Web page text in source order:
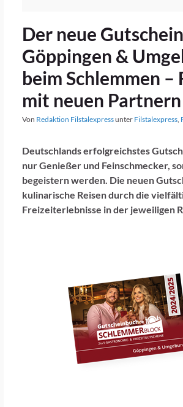
Der neue
Göppingen &
beim Schlemmen
mit neuen
Von Redaktion Filstalexpressunter Filstalexpress,
Deutschlands erfolgreichstes
nur Genießer und Feinschmecker,
begeistern werden. Die neuen
kulinarische Reisen durch die
Freizeiterlebnisse in der jeweiligen